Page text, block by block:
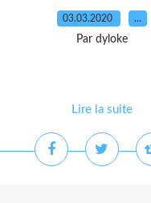
03.03.2020 …
Par dyloke
Lire la suite